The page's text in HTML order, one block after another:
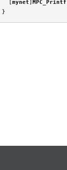
  [
mynet] MPC_Printf